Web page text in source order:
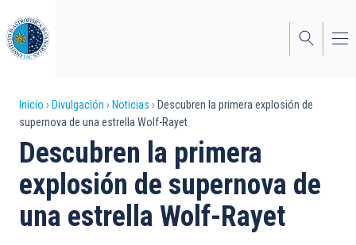
al
contenido
principal
Sobrescribir
enlaces
de
ayuda
a
Inicio Divulgación Noticias
Descubren la primera explosión de
supernova de una estrella Wolf-Rayet
Descubren la primera
explosión de supernova de
una estrella Wolf-Rayet